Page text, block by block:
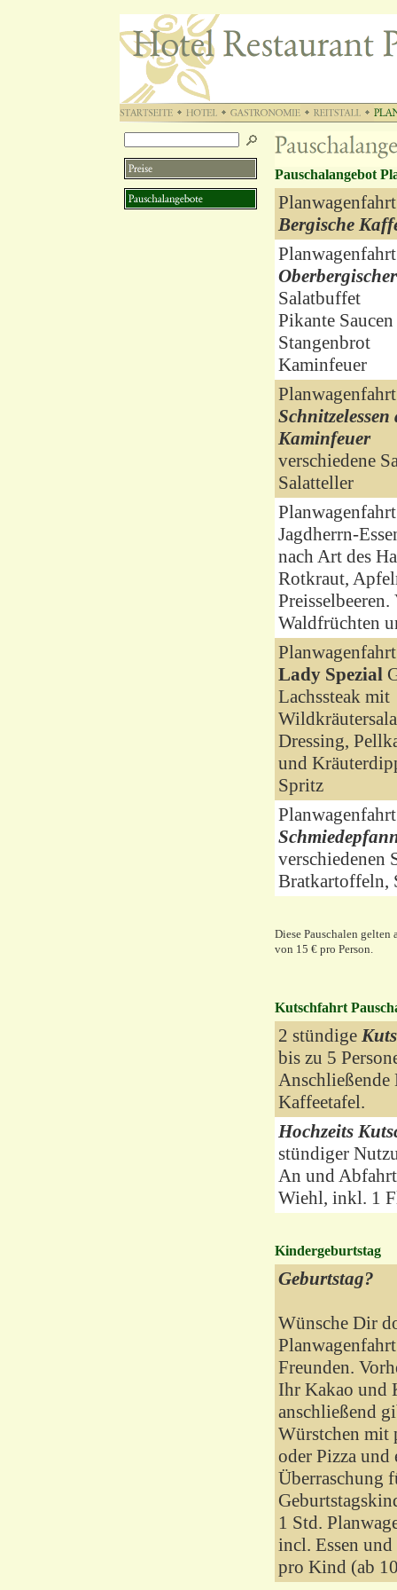
Pauschalangebot
Bergische
Salatbuffet
Pikante
Stangenbrot
Kaminfeuer
Schnitzelessen
Kaminfeuer
verschiedene
Salatteller
Jagdherrn-
nach Art des
Rotkraut,
Waldfrüchten
Lady Spezial
Lachssteak mit
Dressing,
und
Spritz
verschiedenen
Bratkartoffeln,
Diese Pauschalen gelten
von 15 € pro Person.
Kutschfahrt
2 stündige
bis zu 5
Anschließende
Kaffeetafel.
Hochzeits
stündiger
An und
Wiehl, inkl. 1
Kindergeburtstag
Geburtstag?
Wünsche Dir
Freunden.
Ihr Kakao und
anschließend
Würstchen mit
oder Pizza und
Überraschung
1 Std.
incl. Essen und
pro Kind (ab